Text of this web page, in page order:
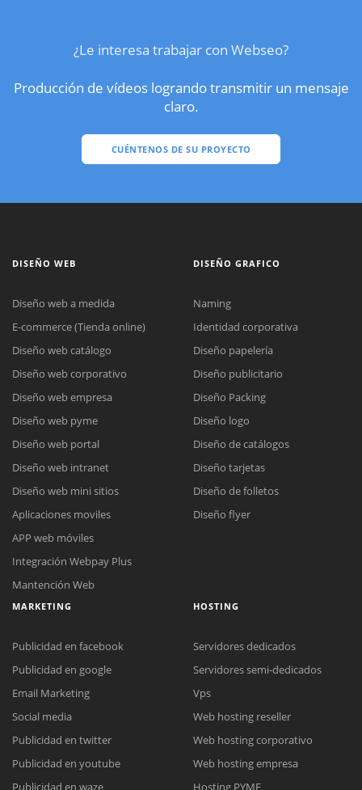
¿Le interesa trabajar con Webseo?
Producción de vídeos logrando transmitir un mensaje
claro.
CUÉNTENOS DE SU PROYECTO
Reunión online
Nuestros ejecutivos le enviarán un correo electrónico con el enlace a
Meet para la reunión online.
Cotización
Complete el formulario y nos contactaremos a la brevedad.
Chat Online
Todos nuestros ejecutivos están fuera de línea. Complete el formulario
para enviarnos un correo electrónico con sus datos personales.
DISEÑO WEB
Diseño web a medida
E-commerce (Tienda online)
Diseño web catálogo
Diseño web corporativo
Diseño web empresa
Diseño web pyme
Diseño web portal
Diseño web intranet
Diseño web mini sitios
Aplicaciones moviles
APP web móviles
Integración Webpay Plus
Mantención Web
DISEÑO GRAFICO
Naming
Identidad corporativa
Diseño papelería
Diseño publicitario
Diseño Packing
Diseño logo
Diseño de catálogos
Diseño tarjetas
Diseño de folletos
Diseño flyer
MARKETING
Publicidad en facebook
Publicidad en google
Email Marketing
Social media
Publicidad en twitter
Publicidad en youtube
Publicidad en waze
HOSTING
Servidores dedicados
Servidores semi-dedicados
Vps
Web hosting reseller
Web hosting corporativo
Web hosting empresa
Hosting PYME